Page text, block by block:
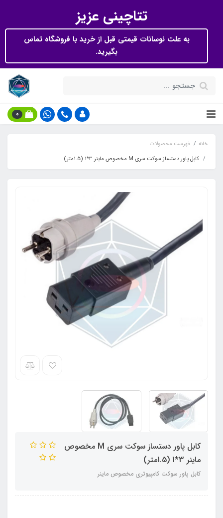
تتاچینی عزیز
به علت نوسانات قیمتی قبل از خرید با فروشگاه تماس
بگیرید.
0
خانه
فهرست محصولات
کابل پاور دستساز سوکت سری M مخصوص ماینر 3*1 (1.5متر)
کابل پاور دستساز سوکت سری M مخصوص
ماینر 3*1 (1.5متر)
کابل پاور سوکت کامپیوتری مخصوص ماینر